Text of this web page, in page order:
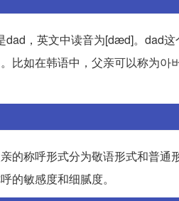
，英文中读音为[dæd]。dad
比如在韩语中，父亲可以称为아
的称呼形式分为敬语形式和普通
的敏感度和细腻度。